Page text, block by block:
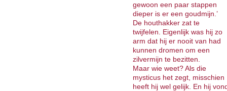
gewoon een paar stappen
dieper is er een goudmijn.’
De houthakker zat te
twijfelen. Eigenlijk was hij zo
arm dat hij er nooit van had
kunnen dromen om een
zilvermijn te bezitten.
Maar wie weet? Als die
mysticus het zegt, misschien
heeft hij wel gelijk. En hij